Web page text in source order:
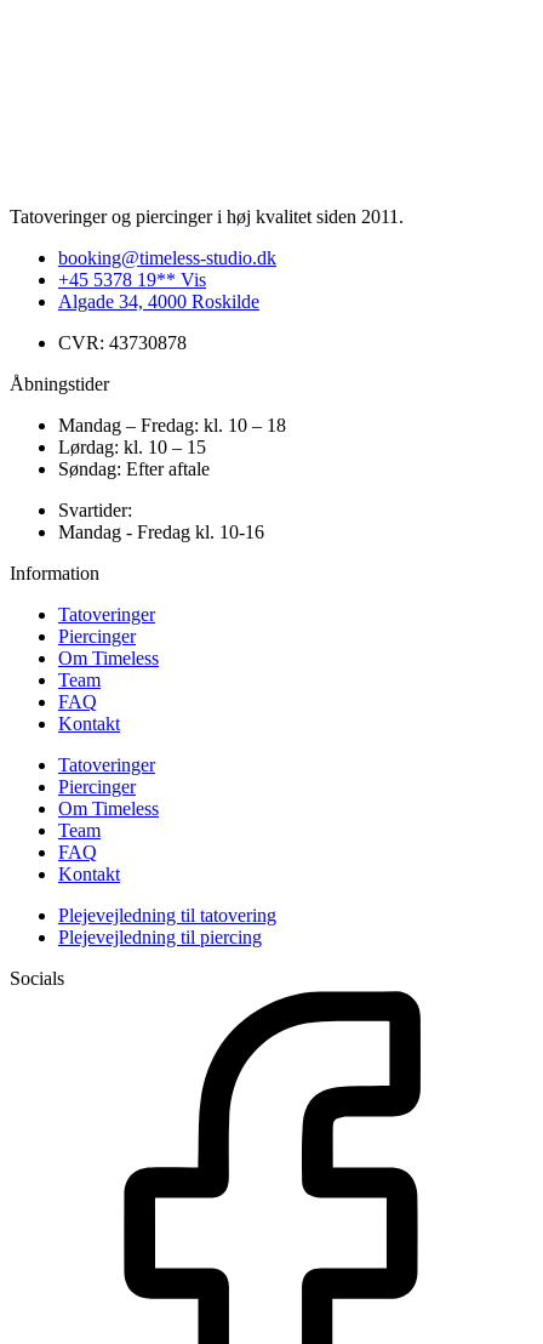
Tatoveringer og piercinger i høj kvalitet siden 2011.
booking@timeless-studio.dk
+45 5378 19** Vis
Algade 34, 4000 Roskilde
CVR: 43730878
Åbningstider
Mandag – Fredag: kl. 10 – 18
Lørdag: kl. 10 – 15
Søndag: Efter aftale
Svartider:
Mandag - Fredag kl. 10-16
Information
Tatoveringer
Piercinger
Om Timeless
Team
FAQ
Kontakt
Tatoveringer
Piercinger
Om Timeless
Team
FAQ
Kontakt
Plejevejledning til tatovering
Plejevejledning til piercing
Socials